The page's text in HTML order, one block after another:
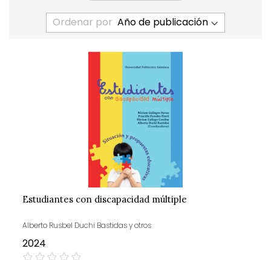
Ordenar por
Estudiantes con discapacidad múltiple
Alberto Rusbel Duchi Bastidas y otros
2024